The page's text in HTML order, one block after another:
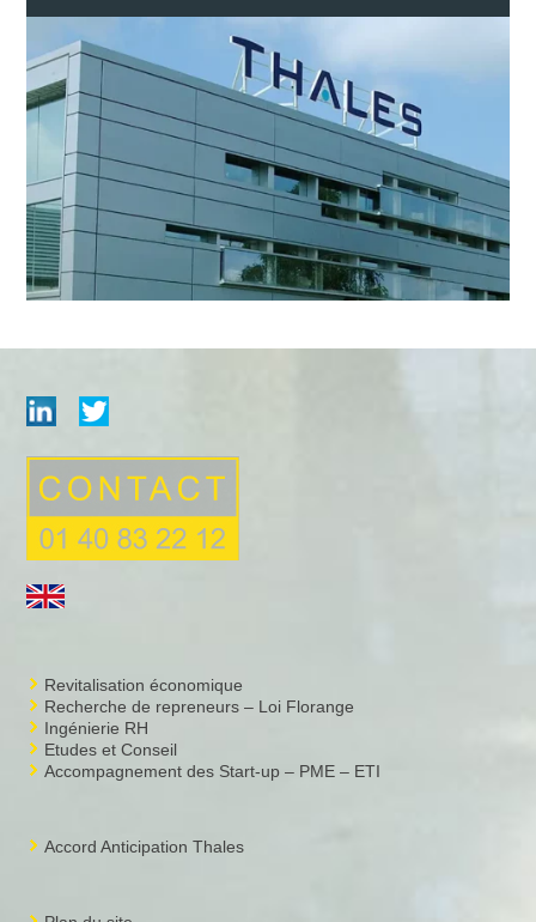
Revitalisation économique
Recherche de repreneurs – Loi Florange
Ingénierie RH
Etudes et Conseil
Accompagnement des Start-up – PME – ETI
Accord Anticipation Thales